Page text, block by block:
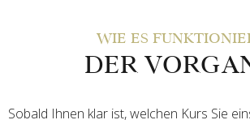
WIE ES
DER
Sobald Ihnen klar ist, welchen Kurs Sie